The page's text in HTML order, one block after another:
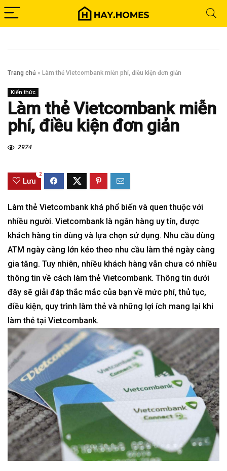
Trang chủ » Làm thẻ Vietcombank miễn phí, điều kiện đơn giản
Kiến thức
Làm thẻ Vietcombank miễn
phí, điều kiện đơn giản
2974
Lưu
2
Làm thẻ Vietcombank khá phổ biến và quen thuộc với
nhiều người. Vietcombank là ngân hàng uy tín, được
khách hàng tin dùng và lựa chọn sử dụng. Nhu cầu dùng
ATM ngày càng lớn kéo theo nhu cầu làm thẻ ngày càng
gia tăng. Tuy nhiên, nhiều khách hàng vẫn chưa có nhiều
thông tin về cách làm thẻ Vietcombank. Thông tin dưới
đây sẽ giải đáp thắc mắc của bạn về mức phí, thủ tục,
điều kiện, quy trình làm thẻ và những lợi ích mang lại khi
làm thẻ tại Vietcombank.